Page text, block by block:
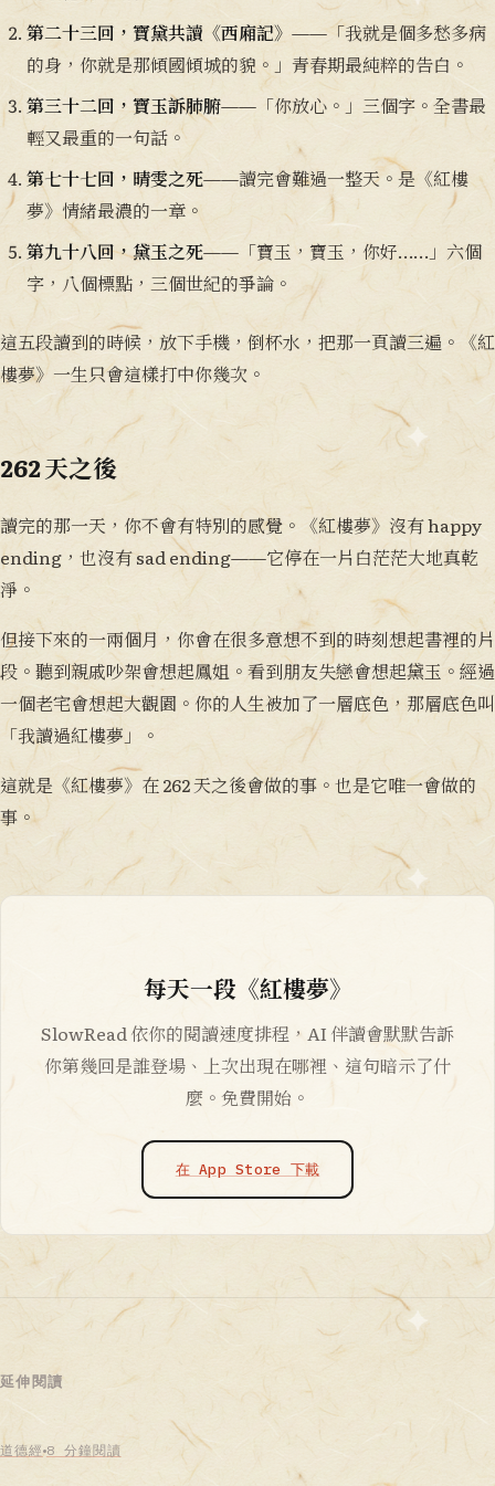
第二十三回，寶黛共讀《西廂記》 ——「我就是個多愁多病
的身，你就是那傾國傾城的貌。」青春期最純粹的告白。
第三十二回，寶玉訴肺腑——「你放心。」三個字。全書最
輕又最重的一句話。
第七十七回，晴雯之死——讀完會難過一整天。是《紅樓
夢》情緒最濃的一章。
第九十八回，黛玉之死——「寶玉，寶玉，你好……」六個
字，八個標點，三個世紀的爭論。
這五段讀到的時候，放下手機，倒杯水，把那一頁讀三遍。《紅
樓夢》一生只會這樣打中你幾次。
262 天之後
讀完的那一天，你不會有特別的感覺。《紅樓夢》沒有 happy
ending，也沒有 sad ending——它停在一片白茫茫大地真乾
淨。
但接下來的一兩個月，你會在很多意想不到的時刻想起書裡的片
段。聽到親戚吵架會想起鳳姐。看到朋友失戀會想起黛玉。經過
一個老宅會想起大觀園。你的人生被加了一層底色，那層底色叫
「我讀過紅樓夢」。
這就是《紅樓夢》在 262 天之後會做的事。也是它唯一會做的
事。
每天一段《紅樓夢》
SlowRead 依你的閱讀速度排程，AI 伴讀會默默告訴
你第幾回是誰登場、上次出現在哪裡、這句暗示了什
麼。免費開始。
在 App Store 下載
延伸閱讀
道德經 8 分鐘閱讀